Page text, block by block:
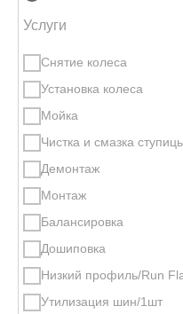
Услуги
Снятие колеса
Установка колеса
Мойка
Чистка и смазка
Демонтаж
Монтаж
Балансировка
Дошиповка
Низкий профиль/Run
Утилизация шин/1шт